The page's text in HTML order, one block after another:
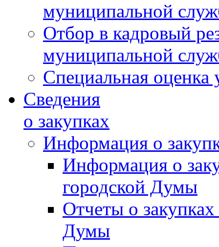
муниципальной
Отбор в кадровый
муниципальной
Специальная оценка
Сведения
о закупках
Информация о
Информация о
городской Думы
Отчеты о
Думы